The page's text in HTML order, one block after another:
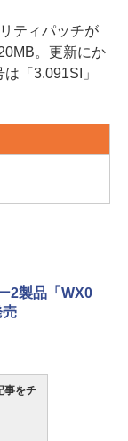
ティパッチが
。更新にか
「3.091SI」
2製品「WX0
事をチ